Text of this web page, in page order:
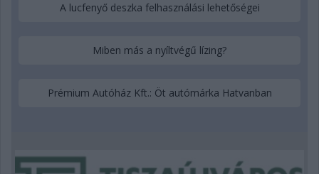
A lucfenyő deszka felhasználási lehetőségei
Miben más a nyíltvégű lízing?
Prémium Autóház Kft.: Öt autómárka Hatvanban